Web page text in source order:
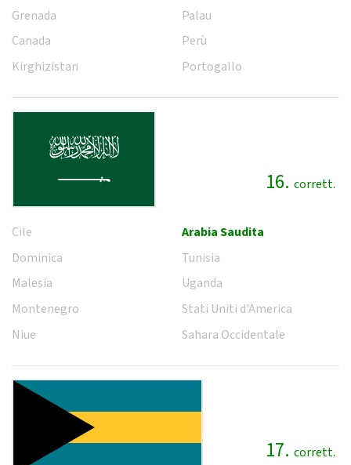
Grenada
Canada
Kirghizistan
Palau
Perù
Portogallo
16. corrett.
Cile
Dominica
Malesia
Montenegro
Niue
Arabia Saudita
Tunisia
Uganda
Stati Uniti d'America
Sahara Occidentale
17. corrett.